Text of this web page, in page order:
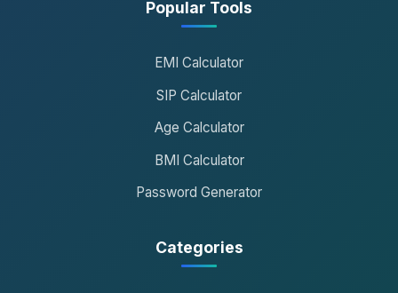
Popular Tools
EMI Calculator
SIP Calculator
Age Calculator
BMI Calculator
Password Generator
Categories